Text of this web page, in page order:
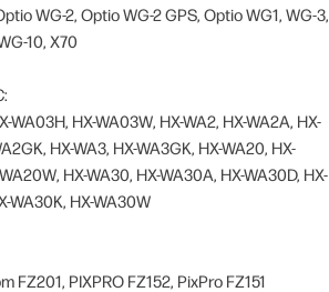
WG-2, Optio WG-2 GPS, Optio WG1, WG-3,
10, X70
WA03H, HX-WA03W, HX-WA2, HX-WA2A, HX-
HX-WA3, HX-WA3GK, HX-WA20, HX-
HX-WA30, HX-WA30A, HX-WA30D, HX-
WA30K, HX-WA30W
FZ201, PIXPRO FZ152, PixPro FZ151